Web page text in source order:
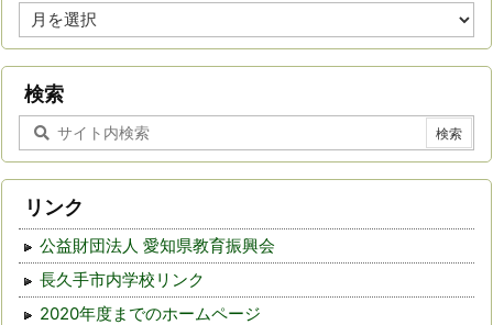
月
別
記
検索
リンク
公益財団法人 愛知県教育振興会
長久手市内学校リンク
2020年度までのホームページ